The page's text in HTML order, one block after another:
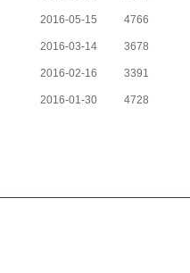
2016-05-15 4766
2016-03-14 3678
2016-02-16 3391
2016-01-30 4728